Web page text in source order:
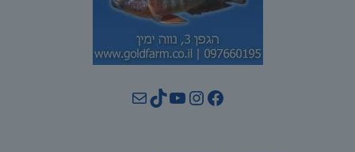
Facebook
Instagram
YouTube
TikTok
Mail